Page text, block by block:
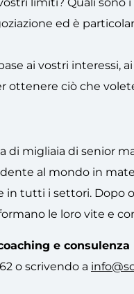
ed è
ai vostri interessi,
ottenere ciò che
di migliaia di senior
al mondo in
in tutti i settori. Dopo
le loro vite e
e consulenza
o scrivendo a